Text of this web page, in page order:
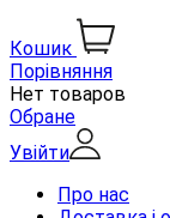
Кошик
Порівняння
Нет товаров
Обране
Увійти
Про нас